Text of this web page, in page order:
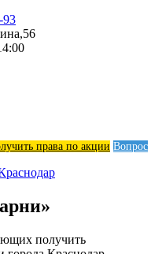
93
права по акции Вопрос
получить